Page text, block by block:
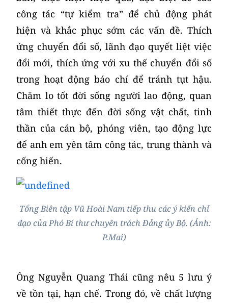
công tác “tự kiểm tra” để chủ động phát
hiện và khắc phục sớm các vấn đề. Thích
ứng chuyển đổi số, lãnh đạo quyết liệt việc
đổi mới, thích ứng với xu thế chuyển đổi số
trong hoạt động báo chí để tránh tụt hậu.
Chăm lo tốt đời sống người lao động, quan
tâm thiết thực đến đời sống vật chất, tinh
thần của cán bộ, phóng viên, tạo động lực
để anh em yên tâm công tác, trung thành và
cống hiến.
Tổng Biên tập Vũ Hoài Nam tiếp thu các ý kiến chỉ
đạo của Phó Bí thư chuyên trách Đảng ủy Bộ. (Ảnh:
P.Mai)
Ông Nguyễn Quang Thái cũng nêu 5 lưu ý
về tồn tại, hạn chế. Trong đó, về chất lượng